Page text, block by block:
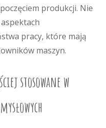
produkcji. Nie
pracy, które mają
maszyn.
stosowane w